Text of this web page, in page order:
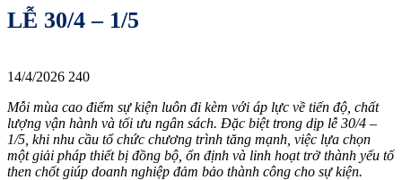
LỄ 30/4 – 1/5
14/4/2026 240
Mỗi mùa cao điểm sự kiện luôn đi kèm với áp lực về tiến độ, chất
lượng vận hành và tối ưu ngân sách. Đặc biệt trong dịp lễ 30/4 –
1/5, khi nhu cầu tổ chức chương trình tăng mạnh, việc lựa chọn
một giải pháp thiết bị đồng bộ, ổn định và linh hoạt trở thành yếu tố
then chốt giúp doanh nghiệp đảm bảo thành công cho sự kiện.